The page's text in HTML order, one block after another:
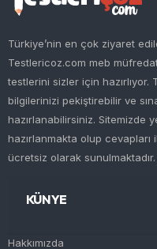
Türkiye’nin en çok ziyaret
Testlericoz.com meb
testlerini sizler için
bilgilerinizi pekiştirebilir ve
hazırlanabilirsiniz. Sitemizde
hazırlanmakta olup
ücretsiz olarak sunulmaktadır.
KÜNYE
Hakkımızda